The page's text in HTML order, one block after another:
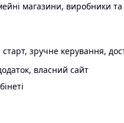
магазини, виробники
зручне керування,
власний сайт